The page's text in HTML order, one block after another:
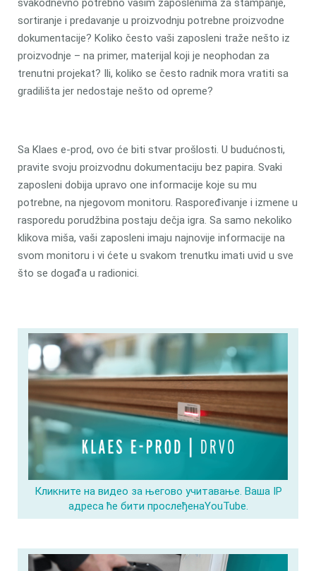
svakodnevno potrebno vašim zaposlenima za štampanje,
sortiranje i predavanje u proizvodnju potrebne proizvodne
dokumentacije? Koliko često vaši zaposleni traže nešto iz
proizvodnje – na primer, materijal koji je neophodan za
trenutni projekat? Ili, koliko se često radnik mora vratiti sa
gradilišta jer nedostaje nešto od opreme?
Sa Klaes e-prod, ovo će biti stvar prošlosti. U budućnosti,
pravite svoju proizvodnu dokumentaciju bez papira. Svaki
zaposleni dobija upravo one informacije koje su mu
potrebne, na njegovom monitoru. Raspoređivanje i izmene u
rasporedu porudžbina postaju dečja igra. Sa samo nekoliko
klikova miša, vaši zaposleni imaju najnovije informacije na
svom monitoru i vi ćete u svakom trenutku imati uvid u sve
što se događa u radionici.
Кликните на видео за његово учитавање. Ваша IP
адреса ће бити прослеђенаYouTube.